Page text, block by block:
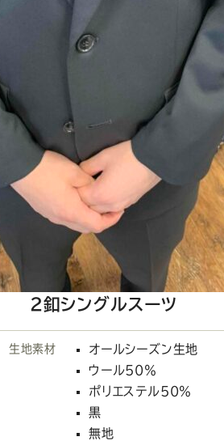
2釦シングルスーツ
生地素材
オールシーズン生地
ウール50％
ポリエステル50％
黒
無地